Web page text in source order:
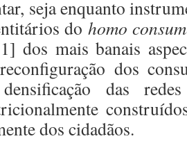
seja enquanto
do homo
dos mais banais
dos
das
dos cidadãos.